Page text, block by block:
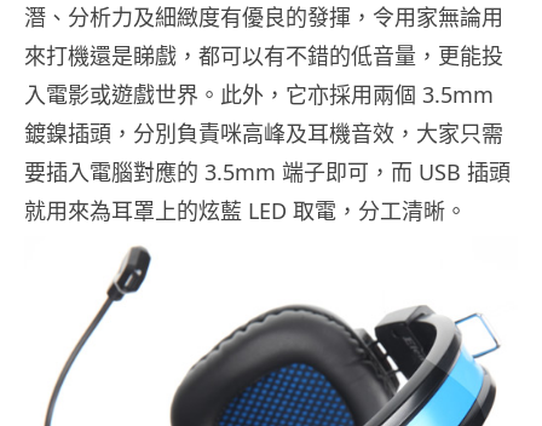
潛、分析力及細緻度有優良的發揮，令用家無論用
來打機還是睇戲，都可以有不錯的低音量，更能投
入電影或遊戲世界。此外，它亦採用兩個 3.5mm
鍍鎳插頭，分別負責咪高峰及耳機音效，大家只需
要插入電腦對應的 3.5mm 端子即可，而 USB 插頭
就用來為耳罩上的炫藍 LED 取電，分工清晰。